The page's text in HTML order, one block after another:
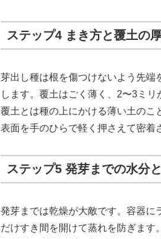
ステップ4 まき方と覆土の
芽出し種は根を傷つけないよう先端
します。覆土はごく薄く、2〜3ミリ
覆土とは種の上にかける薄い土のこ
表面を手のひらで軽く押さえて密着
ステップ5 発芽までの水分
発芽までは乾燥が大敵です。容器に
だけすき間を開けて蒸れを防ぎます。